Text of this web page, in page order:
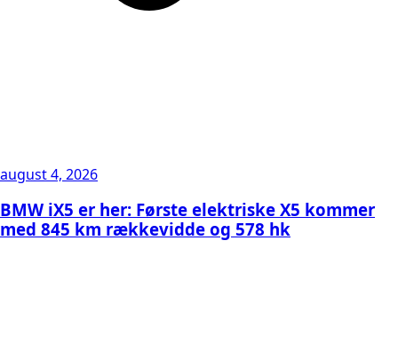
august 4, 2026
BMW iX5 er her: Første elektriske X5 kommer
med 845 km rækkevidde og 578 hk